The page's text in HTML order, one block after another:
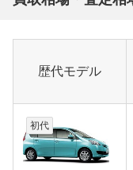
歴代モデル
初代